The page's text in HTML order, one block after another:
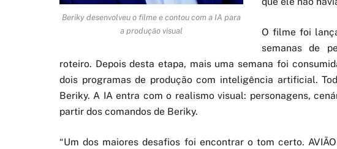
Beriky desenvolveu o filme e contou com a IA para
a produção visual
O filme foi
semanas de
roteiro. Depois desta etapa, mais uma semana foi
dois programas de produção com inteligência artificial.
Beriky. A IA entra com o realismo visual: personagens,
partir dos comandos de Beriky.
“Um dos maiores desafios foi encontrar o tom certo.